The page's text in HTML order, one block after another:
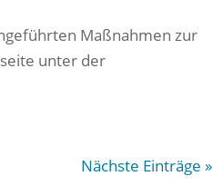
Maßnahmen zur
unter der
Nächste Einträge »